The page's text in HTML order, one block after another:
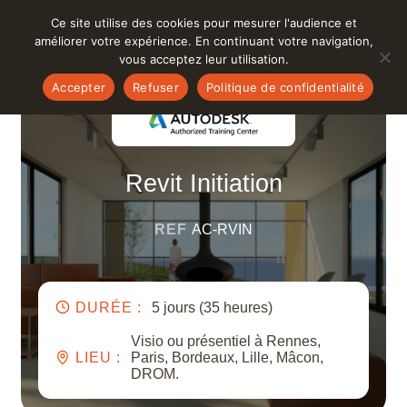
Nos formations
Logiciels 51
3ds Max
After Effects
Apple Motion
Archicad
Secteurs d'activités 6
Architecture et BTP
Cartographie infra et VRD
Illustration et PAO
Industrie et Design
Montage Vidéo
Rendu animation et jeu
Animation
Distanciel et hybridation
Intelligence Artificielle
Communication
Handicap
Revit Initiation
REF AC-RVIN
DURÉE : 5 jours (35 heures)
LIEU :
Visio ou présentiel à Rennes,
Paris, Bordeaux, Lille, Mâcon,
DROM.
Ce site utilise des cookies pour mesurer l'audience et
améliorer votre expérience. En continuant votre navigation,
vous acceptez leur utilisation.
Accepter
Refuser Politique de confidentialité